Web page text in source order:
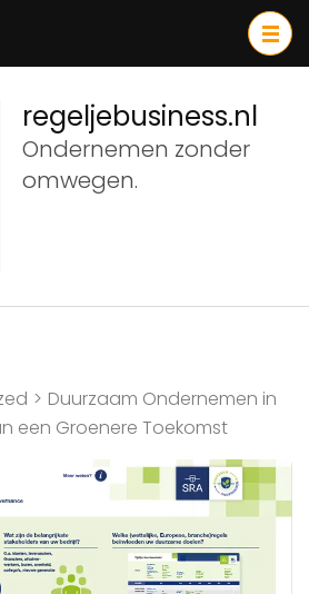
regeljebusiness.nl
Ondernemen zonder
omwegen.
> Duurzaam Ondernemen in
een Groenere Toekomst